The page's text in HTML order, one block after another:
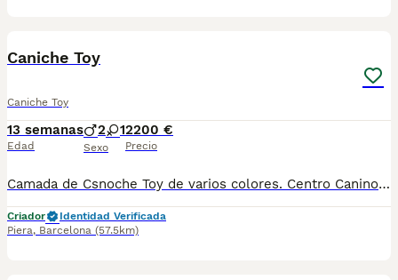
Caniche Toy
Caniche Toy
13 semanas
Edad
2 1
Sexo
2200 €
Precio
Camada de Csnoche Toy de varios colores. Centro Canino Vallbonica es mucho más que un centro de cría , es una familia comprometida con el bienestar animal y la cria responsable, siendo Criadores directos, sin intermediarios, con más de 20 años de experiencia. Apostamos por la cría responsable y una cuidada selección por ello todos nuestros bebés nacen y se crían en nuestras instalaciones , asegurando así un correcto desarrollo y una magnífica socialización, consiguiendo en cada ejemplar un carácter juguetón y extrovertido algo primordial para su adaptación como un miembro más en tu familia . Se entregan con el carnet de vacunas con el plan correspondiente a su edad , desparasitados y microchip implantado y activado en registro de Anicom. Facilitamos junto al cachorro contrato de compra con garantías víricas de 15 días y congénitas de 1 año . Contamos con un gran equipo de profesionales entre los que se encuentran educadores, auxiliares y Veterinarios ofreciendo los controles sanitarios necesarios así como continua vigilancia asegurando su bienestar . Hacemos envíos a toda España con empresa de transporte privado, proporcionando un viaje confortable y ofreciendo las atenciones necesarias a nuestros bebés . Si estás interesado en alguno de nuestros ejemplares solicita información sin compromiso al 722269698 . También atendemos vía WhatsApp . PRECIO REAL ( incluye el IVA) .
Criador
Identidad Verificada
Piera, Barcelona (57.5km)